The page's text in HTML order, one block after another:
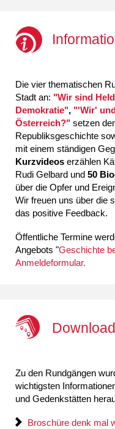
Die vier thematischen
Stadt an: "Wir sind
Demokratie", "'Wir'
Österreich?" setzen
Republiksgeschichte
mit einem ständigen
Kurzvideos erzählen
Rudi Gelbard und 50
über die Opfer und
Wir freuen uns über die
das positive Feedback.
Öffentliche Termine
Angebots "Geschichte
Anmeldeformular.
Download
Zu den Rundgängen
wichtigsten
und Gedenkstätten
Broschüre denk mal